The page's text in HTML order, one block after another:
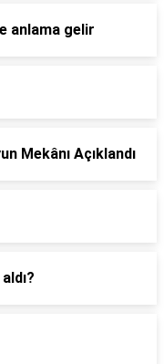
anlama gelir
Mekânı Açıklandı